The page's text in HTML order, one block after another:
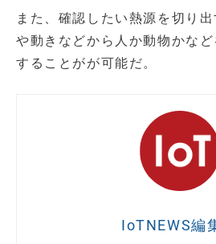
また、確認したい熱源を切り
や動きなどから人か動物かな
することがが可能だ。
IoTNEWS編